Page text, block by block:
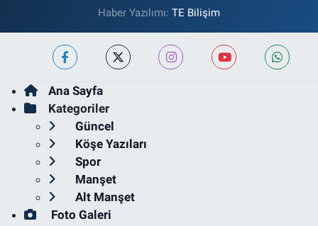
Haber Yazılımı: TE Bilişim
Ana Sayfa
Kategoriler
Güncel
Köşe Yazıları
Spor
Manşet
Alt Manşet
Foto Galeri